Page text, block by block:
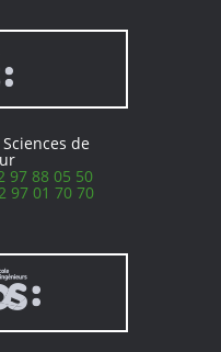
de
97 88 05 50
97 01 70 70